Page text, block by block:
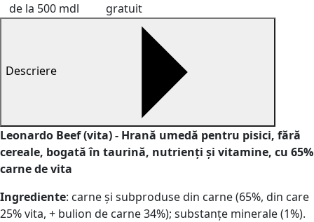
de la 500 mdl
gratuit
Descriere
Leonardo Beef (vita) - Hrană umedă pentru pisici, fără
cereale, bogată în taurină, nutrienți și vitamine, cu 65%
carne de vita
Ingrediente: carne și subproduse din carne (65%, din care
25% vita, + bulion de carne 34%); substanțe minerale (1%).